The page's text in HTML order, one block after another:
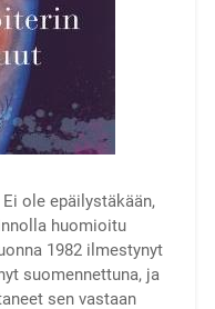
ole epäilystäkään,
huomioitu
1982 ilmestynyt
suomennettuna, ja
sen vastaan